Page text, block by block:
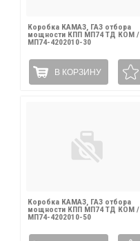
Коробка КАМАЗ, ГАЗ отбора
мощности КПП МП74 ТД КОМ /
МП74-4202010-30
В КОРЗИНУ
Коробка КАМАЗ, ГАЗ отбора
мощности КПП МП74 ТД КОМ /
МП74-4202010-50